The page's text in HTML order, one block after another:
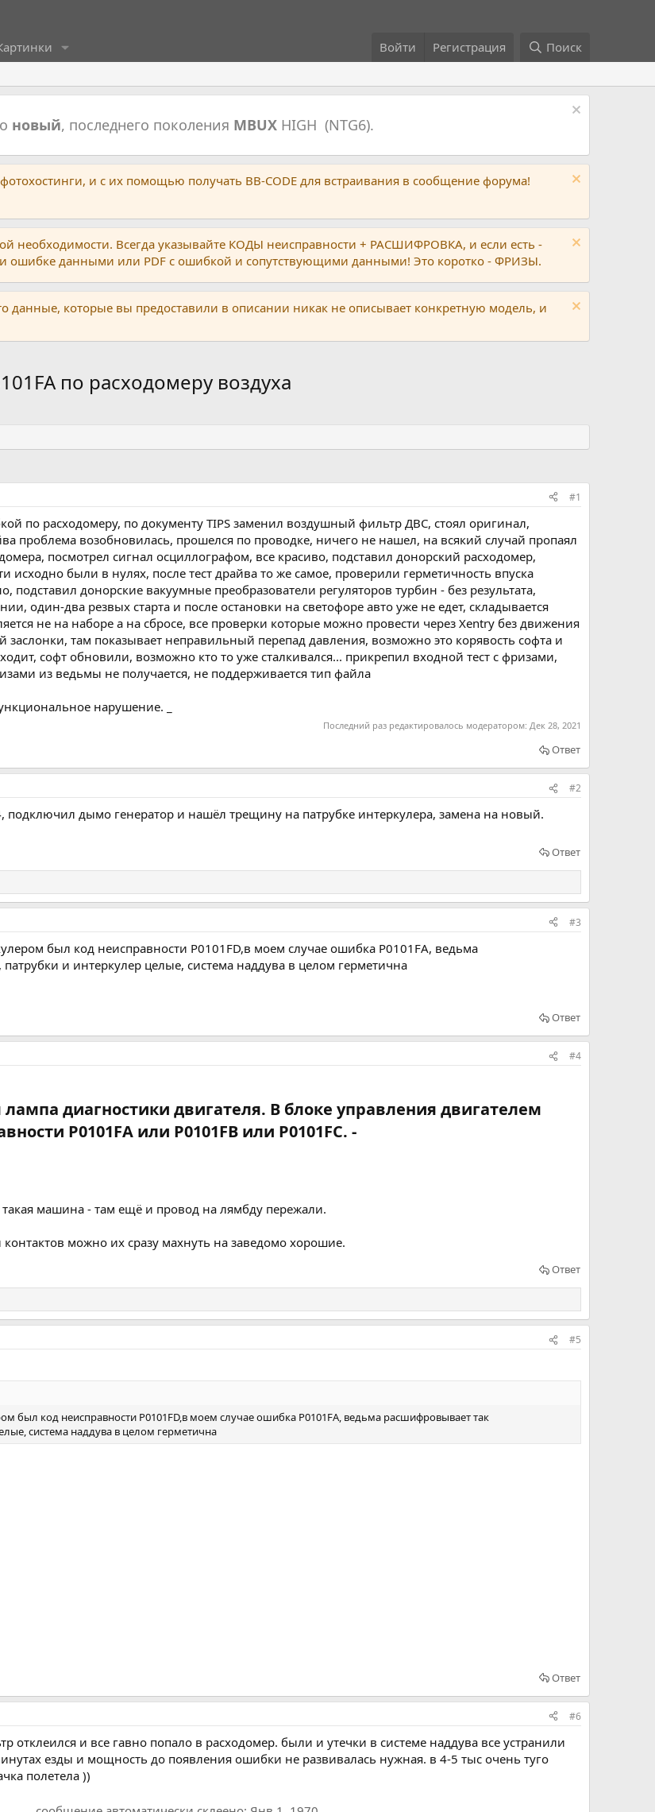
Войти Регистрация Поиск
новый, последнего поколения MBUXHIGH (NTG6).
и с их помощью получать BB-CODE для встраивания в сообщение форума!
необходимости. Всегда указывайте КОДЫ неисправности + РАСШИФРОВКА, и если есть -
ошибке данными или PDF с ошибкой и сопутствующими данными! Это коротко - ФРИЗЫ.
которые вы предоставили в описании никак не описывает конкретную модель, и
по расходомеру воздуха
#1
по расходомеру, по документу TIPS заменил воздушный фильтр ДВС, стоял оригинал,
проблема возобновилась, прошелся по проводке, ничего не нашел, на всякий случай пропаял
посмотрел сигнал осциллографом, все красиво, подставил донорский расходомер,
исходно были в нулях, после тест драйва то же самое, проверили герметичность впуска
донорские вакуумные преобразователи регуляторов турбин - без результата,
один-два резвых старта и после остановки на светофоре авто уже не едет, складывается
не на наборе а на сбросе, все проверки которые можно провести через Xentry без движения
заслонки, там показывает неправильный перепад давления, возможно это корявость софта и
софт обновили, возможно кто то уже сталкивался... прикрепил входной тест с фризами,
из ведьмы не получается, не поддерживается тип файла
нарушение. _
Последний раз редактировалось модератором: Дек 28, 2021
Ответ
#2
подключил дымо генератор и нашёл трещину на патрубке интеркулера, замена на новый.
Ответ
#3
был код неисправности P0101FD,в моем случае ошибка P0101FA, ведьма
и интеркулер целые, система наддува в целом герметична
Ответ
#4
диагностики двигателя. В блоке управления двигателем
P0101FA или P0101FB или P0101FC. -​
машина - там ещё и провод на лямбду пережали.
можно их сразу махнуть на заведомо хорошие.
Ответ
#5
был код неисправности P0101FD,в моем случае ошибка P0101FA, ведьма расшифровывает так
система наддува в целом герметична
Ответ
#6
отклеился и все гавно попало в расходомер. были и утечки в системе наддува все устранили
езды и мощность до появления ошибки не развивалась нужная. в 4-5 тыс очень туго
полетела ))